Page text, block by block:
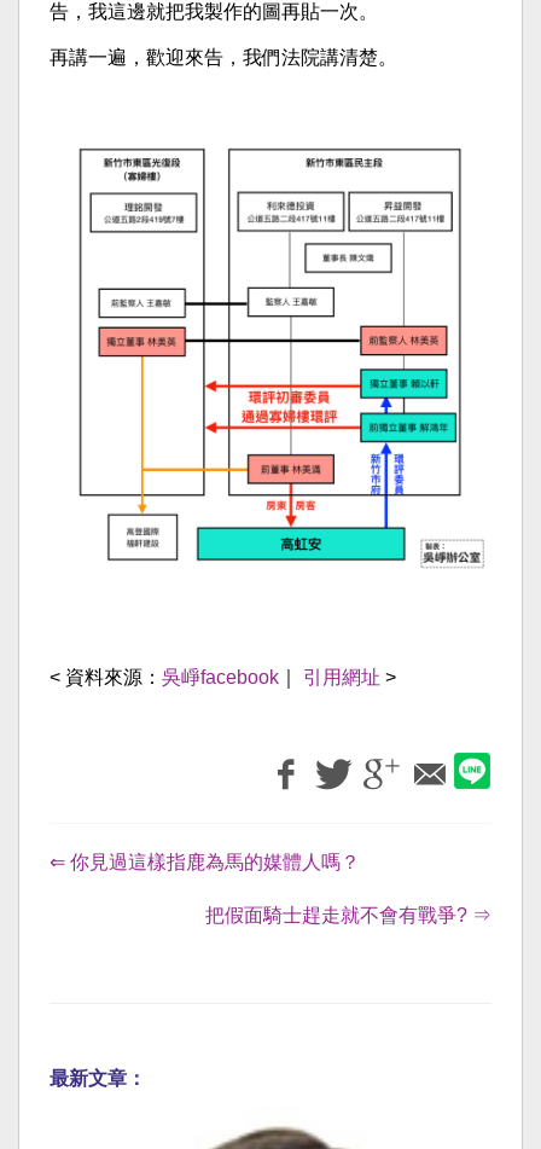
告，我這邊就把我製作的圖再貼一次。
再講一遍，歡迎來告，我們法院講清楚。
< 資料來源： 吳崢facebook 引用網址 >
⇐ 你見過這樣指鹿為馬的媒體人嗎？
把假面騎士趕走就不會有戰爭? ⇒
最新文章：